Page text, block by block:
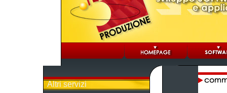
Altri servizi